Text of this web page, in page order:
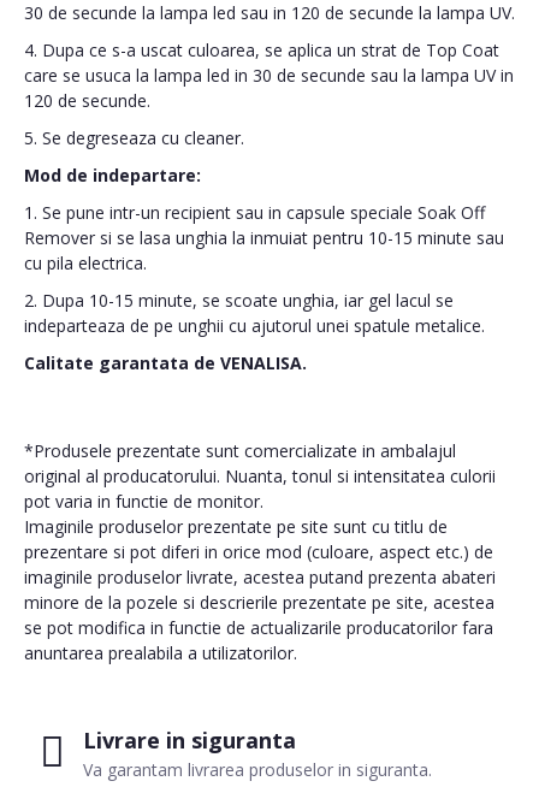
Livrare in siguranta
Va garantam livrarea produselor in siguranta.
30 de secunde la lampa led sau in 120 de secunde la lampa UV.
4. Dupa ce s-a uscat culoarea, se aplica un strat de Top Coat
care se usuca la lampa led in 30 de secunde sau la lampa UV in
120 de secunde.
5. Se degreseaza cu cleaner.
Mod de indepartare:
1. Se pune intr-un recipient sau in capsule speciale Soak Off
Remover si se lasa unghia la inmuiat pentru 10-15 minute sau
cu pila electrica.
2. Dupa 10-15 minute, se scoate unghia, iar gel lacul se
indeparteaza de pe unghii cu ajutorul unei spatule metalice.
Calitate garantata de VENALISA.
*Produsele prezentate sunt comercializate in ambalajul
original al producatorului. Nuanta, tonul si intensitatea culorii
pot varia in functie de monitor.
Imaginile produselor prezentate pe site sunt cu titlu de
prezentare si pot diferi in orice mod (culoare, aspect etc.) de
imaginile produselor livrate, acestea putand prezenta abateri
minore de la pozele si descrierile prezentate pe site, acestea
se pot modifica in functie de actualizarile producatorilor fara
anuntarea prealabila a utilizatorilor.